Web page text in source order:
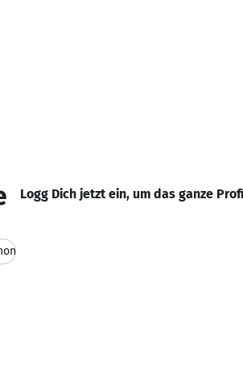
Logg Dich jetzt ein, um das ganze